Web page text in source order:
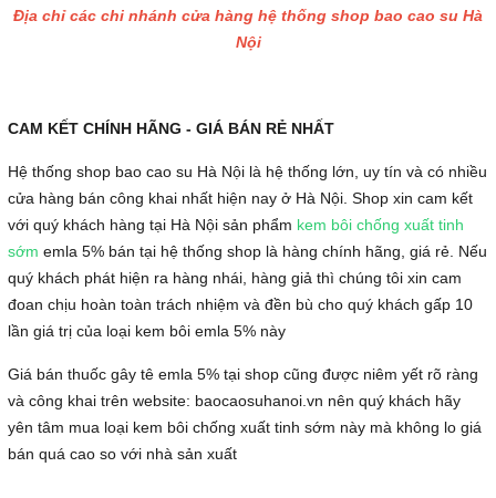
Địa chỉ các chi nhánh cửa hàng hệ thống shop bao cao su Hà
Nội
CAM KẾT CHÍNH HÃNG - GIÁ BÁN RẺ NHẤT
Hệ thống shop bao cao su Hà Nội là hệ thống lớn, uy tín và có nhiều
cửa hàng bán công khai nhất hiện nay ở Hà Nội. Shop xin cam kết
với quý khách hàng tại Hà Nội sản phẩm kem bôi chống xuất tinh
sớm emla 5% bán tại hệ thống shop là hàng chính hãng, giá rẻ. Nếu
quý khách phát hiện ra hàng nhái, hàng giả thì chúng tôi xin cam
đoan chịu hoàn toàn trách nhiệm và đền bù cho quý khách gấp 10
lần giá trị của loại kem bôi emla 5% này
Giá bán thuốc gây tê emla 5% tại shop cũng được niêm yết rõ ràng
và công khai trên website: baocaosuhanoi.vn nên quý khách hãy
yên tâm mua loại kem bôi chống xuất tinh sớm này mà không lo giá
bán quá cao so với nhà sản xuất